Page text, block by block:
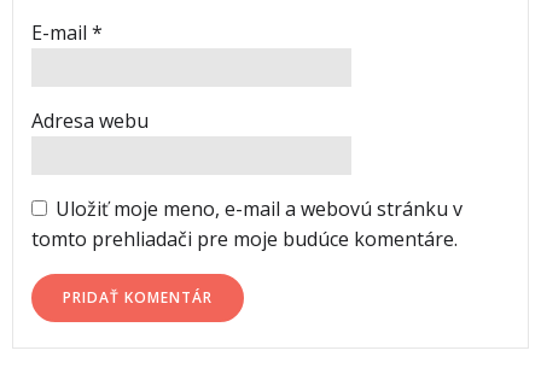
E-mail *
Adresa webu
Uložiť moje meno, e-mail a webovú stránku v
tomto prehliadači pre moje budúce komentáre.